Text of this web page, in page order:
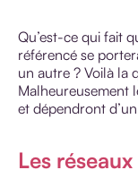
Qu’est-ce qui fait
référencé se
un autre ? Voilà la
Malheureusement
et dépendront
Les